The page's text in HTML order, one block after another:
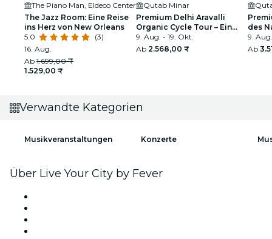
The Piano Man, Eldeco Center
The Jazz Room: Eine Reise
ins Herz von New Orleans
5.0
(3)
16. Aug.
Ab 1.699,00 ₹
1.529,00 ₹
Qutab Minar
Premium Delhi Aravalli
Organic Cycle Tour – Ein
Blick auf das reale und
ländliche Indien
9. Aug. - 19. Okt.
Ab 2.568,00 ₹
des
Das
9.
Ab
Verwandte Kategorien
Musikveranstaltungen Konzerte
Über Live Your City by Fever